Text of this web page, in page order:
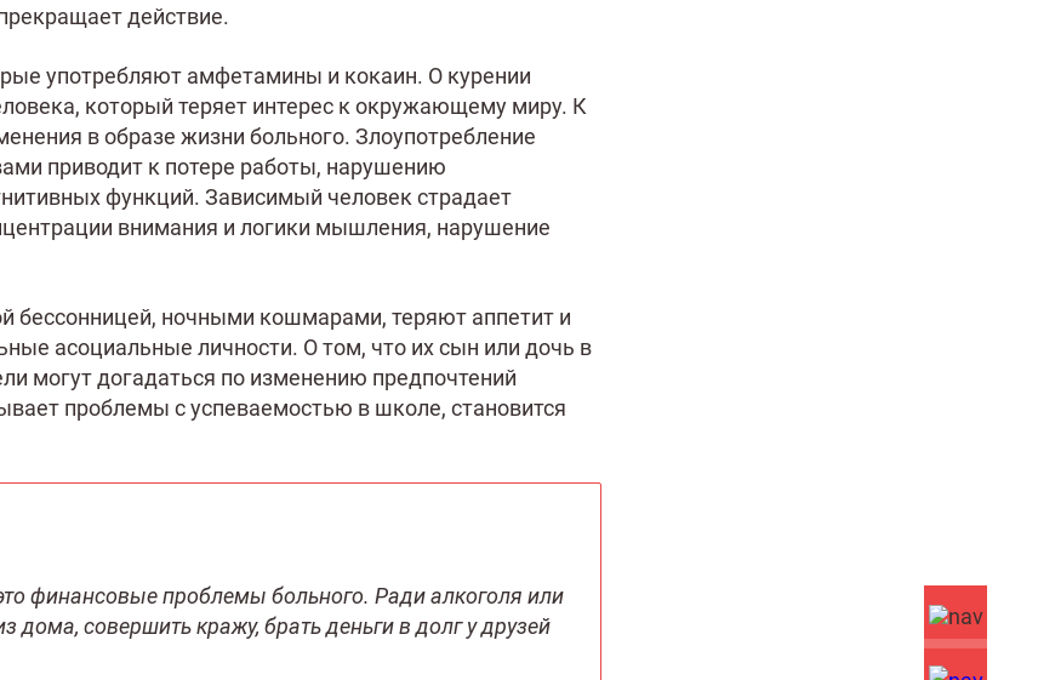
действие.
употребляют амфетамины и кокаин. О курении
который теряет интерес к окружающему миру. К
в образе жизни больного. Злоупотребление
приводит к потере работы, нарушению
функций. Зависимый человек страдает
внимания и логики мышления, нарушение
бессонницей, ночными кошмарами, теряют аппетит и
асоциальные личности. О том, что их сын или дочь в
могут догадаться по изменению предпочтений
проблемы с успеваемостью в школе, становится
финансовые проблемы больного. Ради алкоголя или
совершить кражу, брать деньги в долг у друзей